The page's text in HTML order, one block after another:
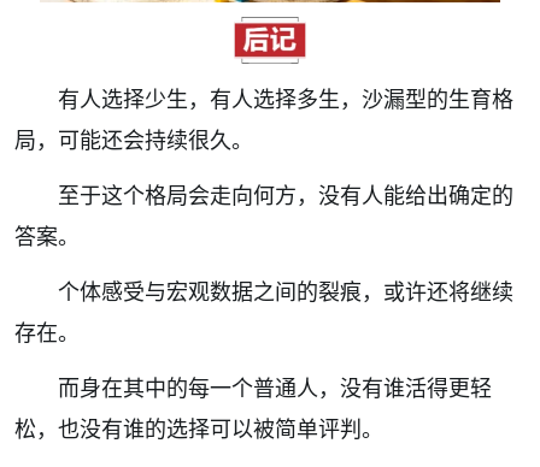
有人选择少生，有人选择多生，沙漏型的生育格
局，可能还会持续很久。
至于这个格局会走向何方，没有人能给出确定的
答案。
个体感受与宏观数据之间的裂痕，或许还将继续
存在。
而身在其中的每一个普通人，没有谁活得更轻
松，也没有谁的选择可以被简单评判。